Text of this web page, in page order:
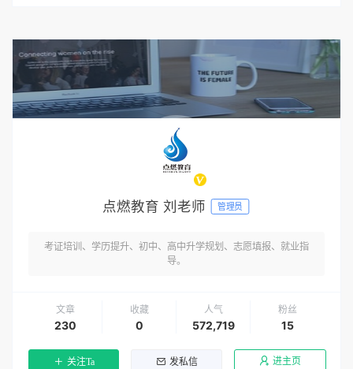
点燃教育 刘老师 管理员
考证培训、学历提升、初中、高中升学规划、志愿填报、就业指
导。
文章
230
收藏
0
人气
572,719
粉丝
15
关注Ta 发私信 进主页